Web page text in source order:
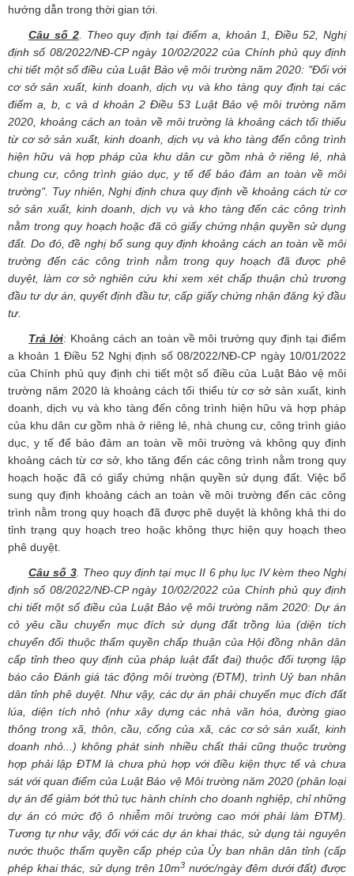
hướng dẫn trong thời gian tới.
Câu số 2. Theo quy định tại điểm a, khoản 1, Điều 52, Nghị
định số 08/2022/NĐ-CP ngày 10/02/2022 của Chính phủ quy định
chi tiết một số điều của Luật Bảo vệ môi trường năm 2020: "Đối với
cơ sở sản xuất, kinh doanh, dịch vụ và kho tàng quy định tại các
điểm a, b, c và d khoản 2 Điều 53 Luật Bảo vệ môi trường năm
2020, khoảng cách an toàn về môi trường là khoảng cách tối thiểu
từ cơ sở sản xuất, kinh doanh, dịch vụ và kho tàng đến công trình
hiện hữu và hợp pháp của khu dân cư gồm nhà ở riêng lẻ, nhà
chung cư, công trình giáo dục, y tế để bảo đảm an toàn về môi
trường". Tuy nhiên, Nghị định chưa quy định về khoảng cách từ cơ
sở sản xuất, kinh doanh, dịch vụ và kho tàng đến các công trình
nằm trong quy hoạch hoặc đã có giấy chứng nhận quyền sử dụng
đất. Do đó, đề nghị bổ sung quy định khoảng cách an toàn về môi
trường đến các công trình nằm trong quy hoạch đã được phê
duyệt, làm cơ sở nghiên cứu khi xem xét chấp thuận chủ trương
đầu tư dự án, quyết định đầu tư, cấp giấy chứng nhận đăng ký đầu
tư.
Trả lời: Khoảng cách an toàn về môi trường quy định tại điểm
a khoản 1 Điều 52 Nghị định số 08/2022/NĐ-CP ngày 10/01/2022
của Chính phủ quy định chi tiết một số điều của Luật Bảo vệ môi
trường năm 2020 là khoảng cách tối thiểu từ cơ sở sản xuất, kinh
doanh, dịch vụ và kho tàng đến công trình hiện hữu và hợp pháp
của khu dân cư gồm nhà ở riêng lẻ, nhà chung cư, công trình giáo
dục, y tế để bảo đảm an toàn về môi trường và không quy định
khoảng cách từ cơ sở, kho tăng đến các công trình nằm trong quy
hoạch hoặc đã có giấy chứng nhận quyền sử dụng đất. Việc bổ
sung quy định khoảng cách an toàn về môi trường đến các công
trình nằm trong quy hoạch đã được phê duyệt là không khả thi do
tỉnh trạng quy hoạch treo hoặc không thực hiện quy hoạch theo
phê duyệt.
Câu số 3. Theo quy định tại mục II 6 phụ lục IV kèm theo Nghị
định số 08/2022/NĐ-CP ngày 10/02/2022 của Chính phủ quy định
chi tiết một số điều của Luật Bảo vệ môi trường năm 2020: Dự án
cỏ yêu cầu chuyển mục đích sử dụng đất trồng lúa (diện tích
chuyển đổi thuộc thẩm quyền chấp thuận của Hội đồng nhân dân
cấp tỉnh theo quy định của pháp luật đất đai) thuộc đối tượng lập
báo cảo Đánh giá tác động môi trường (ĐTM), trình Uỷ ban nhân
dân tỉnh phê duyệt. Như vậy, các dự án phải chuyển mục đích đất
lúa, diện tích nhỏ (như xây dựng các nhà văn hóa, đường giao
thông trong xã, thôn, cầu, cống của xã, các cơ sở sản xuất, kinh
doanh nhỏ...) không phát sinh nhiều chất thải cũng thuộc trường
hợp phải lập ĐTM là chưa phù hợp với điều kiện thực tế và chưa
sát với quan điểm của Luật Bảo vệ Môi trường năm 2020 (phân loại
dự án để giảm bớt thủ tục hành chính cho doanh nghiệp, chỉ những
dự án có mức độ ô nhiễm môi trường cao mới phải làm ĐTM).
Tương tự như vậy, đối với các dự án khai thác, sử dụng tài nguyên
nước thuộc thẩm quyền cấp phép của Ủy ban nhân dân tỉnh (cấp
phép khai thác, sử dụng trên 10m3 nước/ngày đêm dưới đất) được